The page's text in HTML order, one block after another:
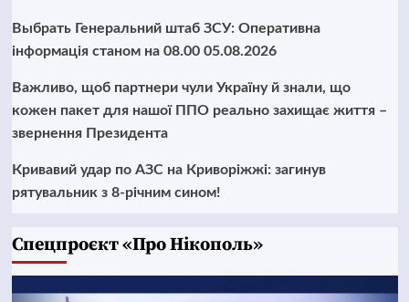
Выбрать Генеральний штаб ЗСУ: Оперативна
інформація станом на 08.00 05.08.2026
Важливо, щоб партнери чули Україну й знали, що
кожен пакет для нашої ППО реально захищає життя –
звернення Президента
Кривавий удар по АЗС на Криворіжжі: загинув
рятувальник з 8-річним сином!
Cпецпроєкт «Про Нікополь»